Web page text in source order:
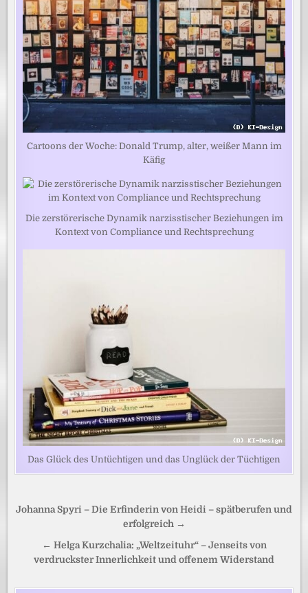
Cartoons der Woche: Donald Trump, alter, weißer Mann im
Käfig
Die zerstörerische Dynamik narzisstischer Beziehungen im
Kontext von Compliance und Rechtsprechung
Das Glück des Untüchtigen und das Unglück der Tüchtigen
Beitragsnavigation
Johanna Spyri – Die Erfinderin von Heidi – spätberufen und
erfolgreich →
← Helga Kurzchalia: „Weltzeituhr“ – Jenseits von
verdruckster Innerlichkeit und offenem Widerstand